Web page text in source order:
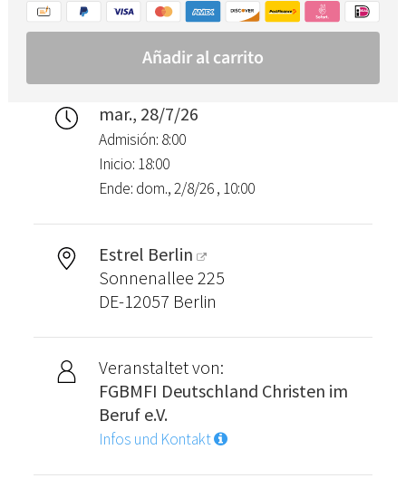
mar., 28/7/26
Admisión: 8:00
Inicio: 18:00
Ende: dom., 2/8/26 , 10:00
Estrel Berlin
Sonnenallee 225
DE-12057 Berlin
Veranstaltet von:
FGBMFI Deutschland Christen im
Beruf e.V.
Infos und Kontakt